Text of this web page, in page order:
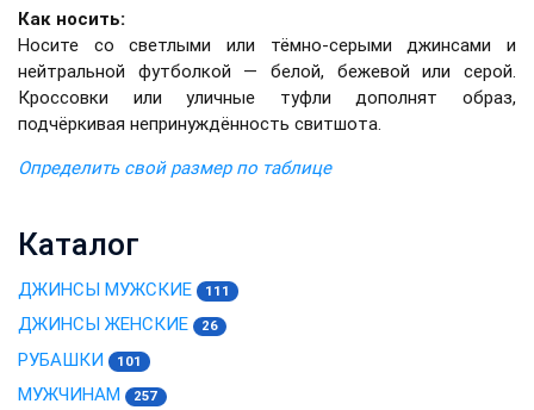
Как носить:
Носите со светлыми или тёмно-серыми джинсами и
нейтральной футболкой — белой, бежевой или серой.
Кроссовки или уличные туфли дополнят образ,
подчёркивая непринуждённость свитшота.
Определить свой размер по таблице
Каталог
ДЖИНСЫ МУЖСКИЕ 111
ДЖИНСЫ ЖЕНСКИЕ 26
РУБАШКИ 101
МУЖЧИНАМ 257